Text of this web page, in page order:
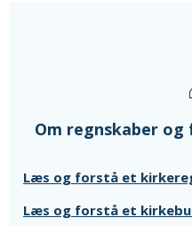
Om regnskaber
Læs og forstå et
Læs og forstå et